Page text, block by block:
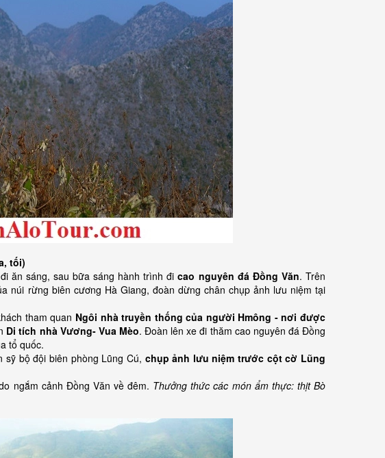
tối)
ăn sáng, sau bữa sáng hành trình đicao nguyên đá Đồng Văn. Trên
núi rừng biên cương Hà Giang, đoàn dừng chân chụp ảnh lưu niệm tại
tham quan Ngôi nhà truyền thống của người Hmông - nơi được
Di tích nhà Vương- Vua Mèo. Đoàn lên xe đi thăm cao nguyên đá Đồng
tổ quốc.
bộ đội biên phòng Lũng Cú, chụp ảnh lưu niệm trước cột cờ Lũng
ngắm cảnh Đồng Văn về đêm. Thưởng thức các món ẩm thực: thịt Bò